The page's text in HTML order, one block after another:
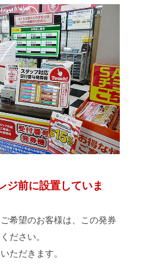
ジ前に設置していま
希望のお客様は、この発券
ださい。
ただきます。